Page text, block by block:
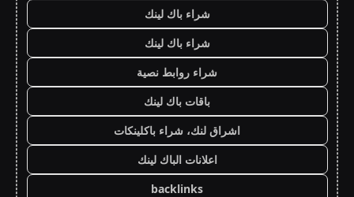
شراء باك لينك
شراء باك لينك
شراء روابط نصية
باقات باك لينك
اشراق لنك، شراء باكلينكات
اعلانات الباك لينك
backlinks